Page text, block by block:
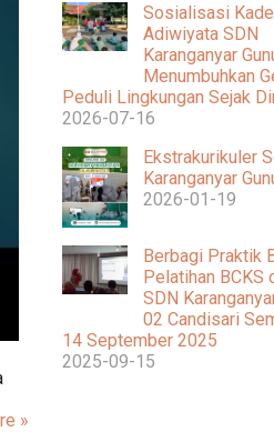
»
Sosialisasi
Adiwiyata SDN
Karanganyar
Menumbuhkan
Peduli Lingkungan Sejak
2026-07-16
Ekstrakurikuler
Karanganyar
2026-01-19
Berbagi Praktik
Pelatihan BCKS
SDN
02 Candisari
14 September 2025
2025-09-15